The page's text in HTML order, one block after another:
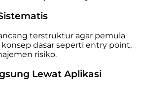
terstruktur agar pemula
dasar seperti entry point,
risiko.
Lewat Aplikasi